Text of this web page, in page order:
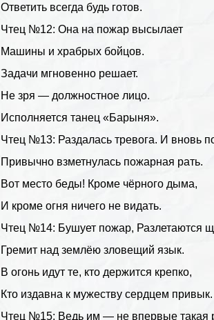
Ответить всегда будь готов.
Чтец №12: Она на пожар высылает
Машины и храбрых бойцов.
Задачи мгновенно решает.
Не зря — должностное лицо.
Исполняется танец «Барыня».
Чтец №13: Раздалась тревога. И вновь
Привычно взметнулась пожарная рать.
Вот место беды! Кроме чёрного дыма,
И кроме огня ничего не видать.
Чтец №14: Бушует пожар, Разлетаются
Гремит над землёю зловещий язык.
В огонь идут те, кто держится крепко,
Кто издавна к мужеству сердцем привык.
Чтец №15: Ведь им — не впервые такая